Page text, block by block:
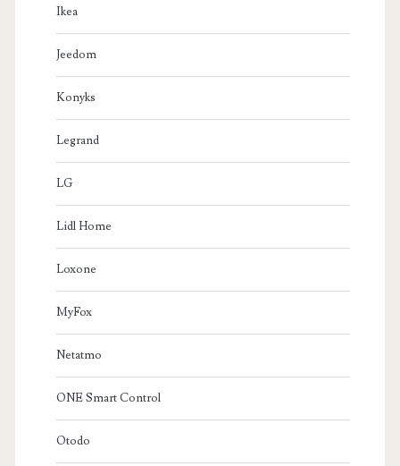
Ikea
Jeedom
Konyks
Legrand
LG
Lidl Home
Loxone
MyFox
Netatmo
ONE Smart Control
Otodo